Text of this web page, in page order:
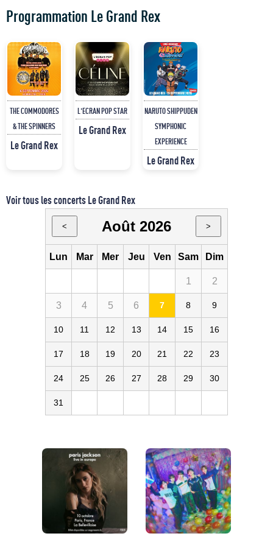
Programmation Le Grand Rex
THE COMMODORES
& THE SPINNERS
Le Grand Rex
L'ECRAN POP STAR
Le Grand Rex
NARUTO SHIPPUDEN
SYMPHONIC
EXPERIENCE
Le Grand Rex
Voir tous les concerts Le Grand Rex
< Août 2026 >
Lun Mar Mer Jeu Ven Sam Dim
1 2
3 4 5 6 7 8 9
10 11 12 13 14 15 16
17 18 19 20 21 22 23
24 25 26 27 28 29 30
31